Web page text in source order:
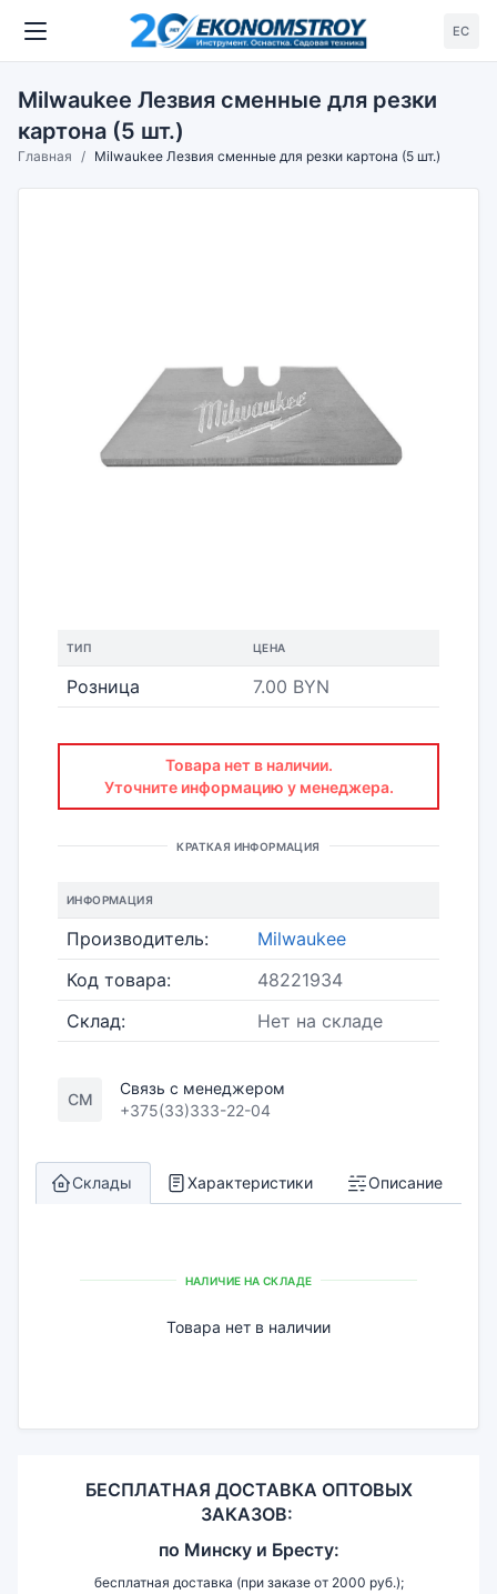
ЕС
Milwaukee Лезвия сменные для резки
картона (5 шт.)
Главная Milwaukee Лезвия сменные для резки картона (5 шт.)
ТИП ЦЕНА
Розница 7.00 BYN
Товара нет в наличии.
Уточните информацию у менеджера.
КРАТКАЯ ИНФОРМАЦИЯ
ИНФОРМАЦИЯ
Производитель:
Milwaukee
Код товара:
48221934
Склад:
Нет на складе
СМ
Связь с менеджером
+375(33)333-22-04
Склады Характеристики Описание
НАЛИЧИЕ НА СКЛАДЕ
Товара нет в наличии
БЕСПЛАТНАЯ ДОСТАВКА ОПТОВЫХ
ЗАКАЗОВ:
по Минску и Бресту:
бесплатная доставка (при заказе от 2000 руб.);